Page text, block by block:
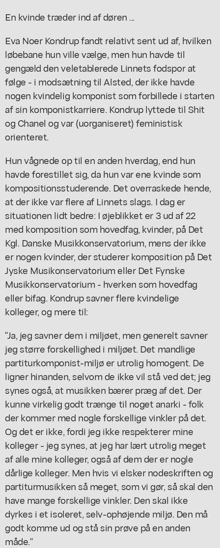
En kvinde træder ind af døren ...
Eva Noer Kondrup fandt relativt sent ud af, hvilken
løbebane hun ville vælge, men hun havde til
gengæld den veletablerede Linnets fodspor at
følge - i modsætning til Alsted, der ikke havde
nogen kvindelig komponist som forbillede i starten
af sin komponistkarriere. Kondrup lyttede til Shit
og Chanel og var (uorganiseret) feministisk
orienteret.
Hun vågnede op til en anden hverdag, end hun
havde forestillet sig, da hun var ene kvinde som
kompositionsstuderende. Det overraskede hende,
at der ikke var flere af Linnets slags. I dag er
situationen lidt bedre: I øjeblikket er 3 ud af 22
med komposition som hovedfag, kvinder, på Det
Kgl. Danske Musikkonservatorium, mens der ikke
er nogen kvinder, der studerer komposition på Det
Jyske Musikonservatorium eller Det Fynske
Musikkonservatorium - hverken som hovedfag
eller bifag. Kondrup savner flere kvindelige
kolleger, og mere til:
"Ja, jeg savner dem i miljøet, men generelt savner
jeg større forskellighed i miljøet. Det mandlige
partiturkomponist-miljø er utrolig homogent. De
ligner hinanden, selvom de ikke vil stå ved det; jeg
synes også, at musikken bærer præg af det. Der
kunne virkelig godt trænge til noget anarki - folk
der kommer med nogle forskellige vinkler på det.
Og det er ikke, fordi jeg ikke respekterer mine
kolleger - jeg synes, at jeg har lært utrolig meget
af alle mine kolleger, også af dem der er nogle
dårlige kolleger. Men hvis vi elsker nodeskriften og
partiturmusikken så meget, som vi gør, så skal den
have mange forskellige vinkler. Den skal ikke
dyrkes i et isoleret, selv-ophøjende miljø. Den må
godt komme ud og stå sin prøve på en anden
måde."